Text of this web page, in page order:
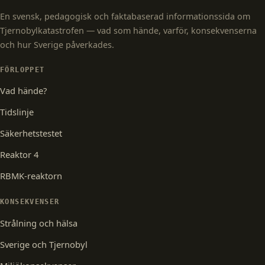
En svensk, pedagogisk och faktabaserad informationssida om
Tjernobylkatastrofen — vad som hände, varför, konsekvenserna
och hur Sverige påverkades.
FÖRLOPPET
Vad hände?
Tidslinje
Säkerhetstestet
Reaktor 4
RBMK-reaktorn
KONSEKVENSER
Strålning och hälsa
Sverige och Tjernobyl